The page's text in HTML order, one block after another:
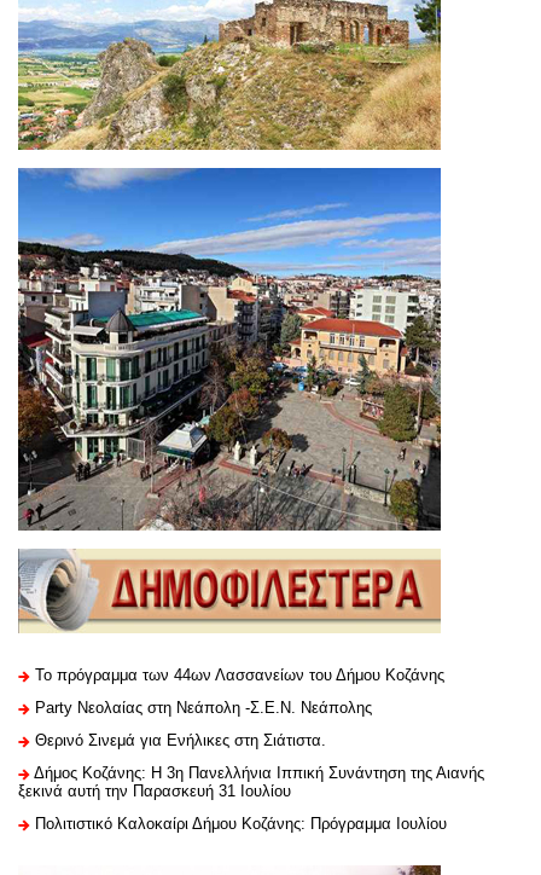
Το πρόγραμμα των 44ων Λασσανείων του Δήμου Κοζάνης
Party Νεολαίας στη Νεάπολη -Σ.Ε.Ν. Νεάπολης
Θερινό Σινεμά για Ενήλικες στη Σιάτιστα.
Δήμος Κοζάνης: Η 3η Πανελλήνια Ιππική Συνάντηση της Αιανής
ξεκινά αυτή την Παρασκευή 31 Ιουλίου
Πολιτιστικό Καλοκαίρι Δήμου Κοζάνης: Πρόγραμμα Ιουλίου